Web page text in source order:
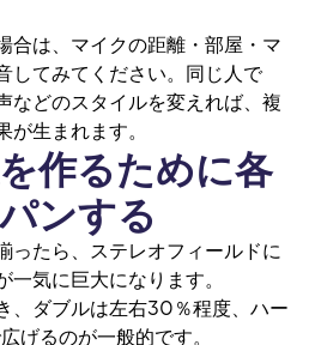
合は、マイクの距離・部屋・マ
してみてください。同じ人で
などのスタイルを変えれば、複
生まれます。
作るために各
ンする
ったら、ステレオフィールドに
気に巨大になります。
、ダブルは左右30％程度、ハー
げるのが一般的です。